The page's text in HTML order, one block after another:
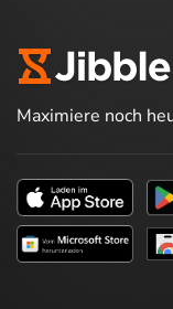
Maximiere noch